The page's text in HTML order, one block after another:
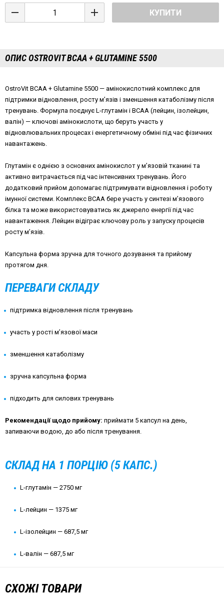
КУПИТИ
ОПИС OSTROVIT BCAA + GLUTAMINE 5500
OstroVit BCAA + Glutamine 5500 — амінокислотний комплекс для
підтримки відновлення, росту м’язів і зменшення катаболізму після
тренувань. Формула поєднує L-глутамін і BCAA (лейцин, ізолейцин,
валін) — ключові амінокислоти, що беруть участь у
відновлювальних процесах і енергетичному обміні під час фізичних
навантажень.
Глутамін є однією з основних амінокислот у м’язовій тканині та
активно витрачається під час інтенсивних тренувань. Його
додатковий прийом допомагає підтримувати відновлення і роботу
імунної системи. Комплекс BCAA бере участь у синтезі м’язового
білка та може використовуватись як джерело енергії під час
навантаження. Лейцин відіграє ключову роль у запуску процесів
росту м’язів.
Капсульна форма зручна для точного дозування та прийому
протягом дня.
ПЕРЕВАГИ СКЛАДУ
підтримка відновлення після тренувань
участь у рості м’язової маси
зменшення катаболізму
зручна капсульна форма
підходить для силових тренувань
Рекомендації щодо прийому: приймати 5 капсул на день,
запиваючи водою, до або після тренування.
СКЛАД НА 1 ПОРЦІЮ (5 КАПС.)
L-глутамін — 2750 мг
L-лейцин — 1375 мг
L-ізолейцин — 687,5 мг
L-валін — 687,5 мг
СХОЖІ ТОВАРИ